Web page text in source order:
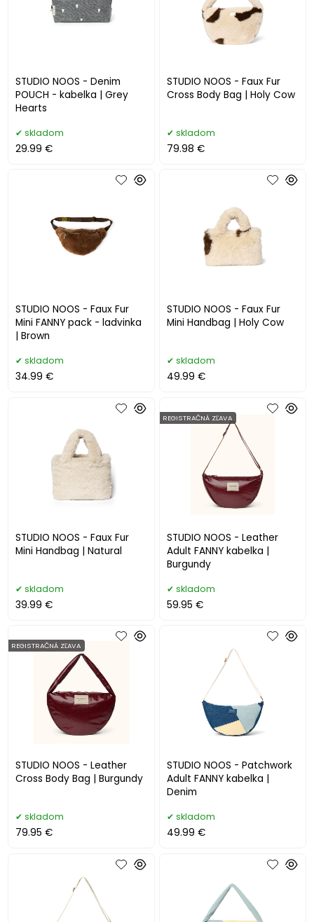
STUDIO NOOS - Denim
POUCH - kabelka | Grey
Hearts
skladom
29.99 €
STUDIO NOOS - Faux Fur
Cross Body Bag | Holy Cow
skladom
79.98 €
STUDIO NOOS - Faux Fur
Mini FANNY pack - ladvinka
| Brown
skladom
34.99 €
STUDIO NOOS - Faux Fur
Mini Handbag | Holy Cow
skladom
49.99 €
STUDIO NOOS - Faux Fur
Mini Handbag | Natural
skladom
39.99 €
STUDIO NOOS - Leather
Adult FANNY kabelka |
Burgundy
REGISTRAČNÁ ZĽAVA
skladom
59.95 €
STUDIO NOOS - Leather
Cross Body Bag | Burgundy
REGISTRAČNÁ ZĽAVA
skladom
79.95 €
STUDIO NOOS - Patchwork
Adult FANNY kabelka |
Denim
skladom
49.99 €